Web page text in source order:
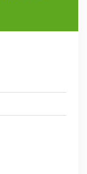
Nóng